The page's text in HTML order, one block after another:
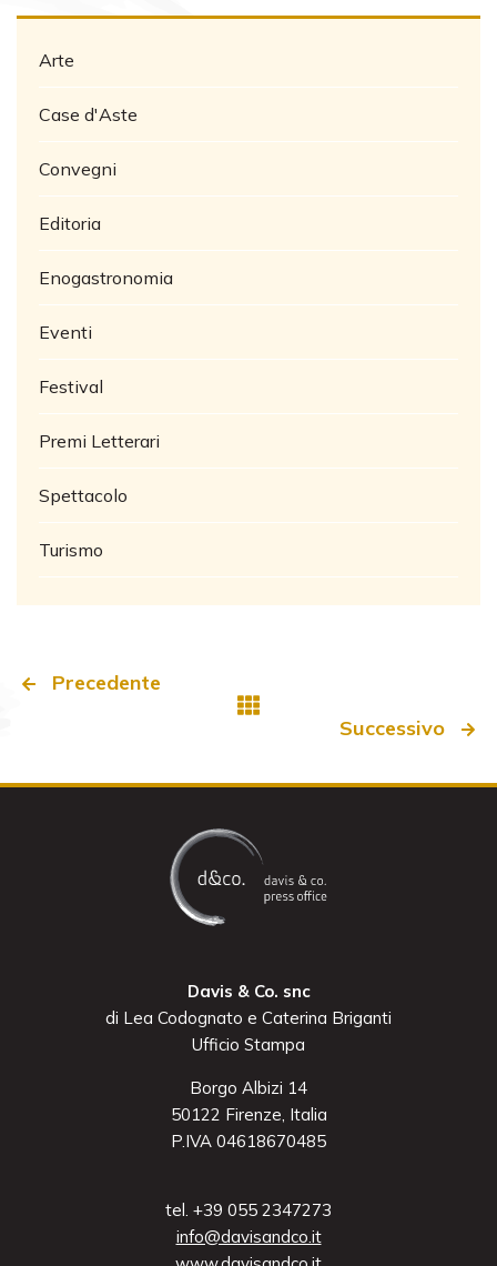
Arte
Case d'Aste
Convegni
Editoria
Enogastronomia
Eventi
Festival
Premi Letterari
Spettacolo
Turismo
Precedente
Successivo
Davis & Co. snc
di Lea Codognato e Caterina Briganti
Ufficio Stampa
Borgo Albizi 14
50122 Firenze, Italia
P.IVA 04618670485
tel. +39 055 2347273
info@davisandco.it